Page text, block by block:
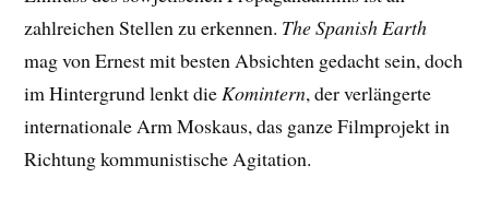
zahlreichen Stellen zu erkennen. The Spanish Earth
mag von Ernest mit besten Absichten gedacht sein, doch
im Hintergrund lenkt dieKomintern, der verlängerte
internationale Arm Moskaus, das ganze Filmprojekt in
Richtung kommunistische Agitation.